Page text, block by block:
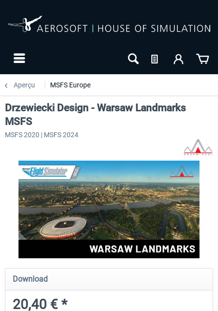
Aperçu MSFS Europe
Aerosoft Airport Cologne/Bonn sim-wings Hamburg
Drzewiecki Design - Warsaw Landmarks
MSFS
MSFS 2020 | MSFS 2024
Download
20,40 € *